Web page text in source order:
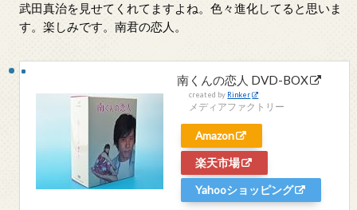
武田真治を見せてくれてますよね。色々進化してると思いま
す。楽しみです。南君の恋人。
南くんの恋人 DVD-BOX
created by Rinker
メディアファクトリー
Amazon
楽天市場
Yahooショッピング